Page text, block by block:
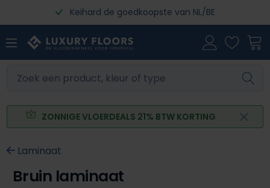
Ga naar de hoofdinhoudKeihard de goedkoopste van NL/BE
ZONNIGE VLOERDEALS 21% BTW KORTING
Laminaat
Bruin laminaat